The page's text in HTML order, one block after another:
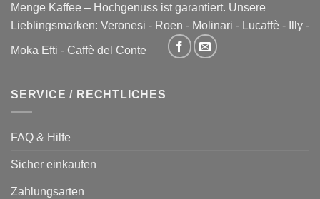
Menge Kaffee – Hochgenuss ist garantiert. Unsere
Lieblingsmarken: Veronesi - Roen - Molinari - Lucaffè - Illy -
Moka Efti - Caffè del Conte
SERVICE / RECHTLICHES
FAQ & Hilfe
Sicher einkaufen
Zahlungsarten